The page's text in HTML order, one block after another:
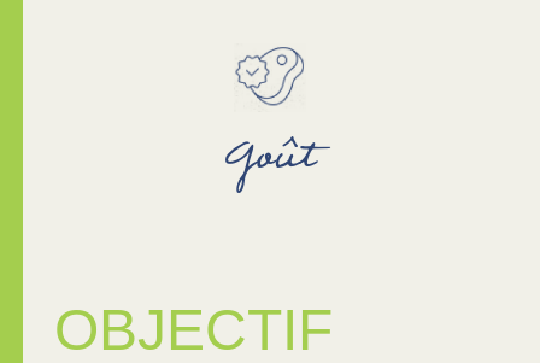
Saine et savoureuse, elle bénéficie d’un
meilleur équilibre nutritionnel grâce à un
Goût
OBJECTIF